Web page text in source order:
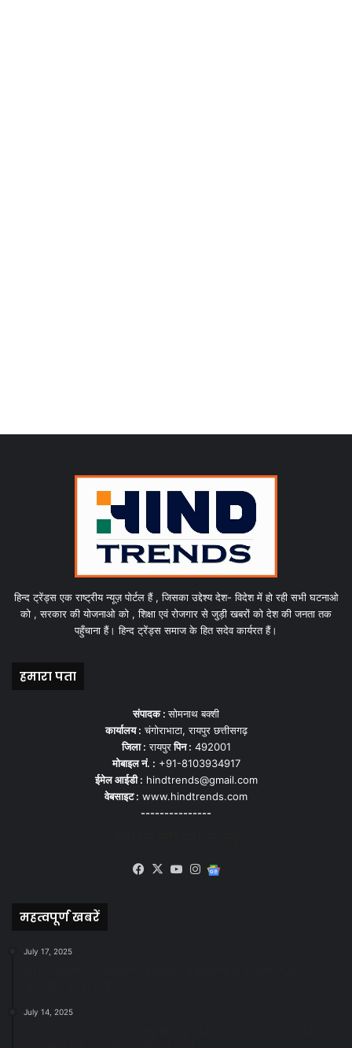
हिन्द ट्रेंड्स एक राष्ट्रीय न्यूज़ पोर्टल हैं , जिसका उद्देश्य देश- विदेश में हो रही सभी घटनाओ
को , सरकार की योजनाओ को , शिक्षा एवं रोजगार से जुड़ी खबरों को देश की जनता तक
पहुँचाना हैं। हिन्द ट्रेंड्स समाज के हित सदेव कार्यरत हैं।
हमारा पता
संपादक :सोमनाथ बक्शी
कार्यालय : चंगोराभाटा, रायपुर छत्तीसगढ़
जिला : रायपुरपिन : 492001
मोबाइल नं. : +91-8103934917
ईमेल आईडी : hindtrends@gmail.com
वेबसाइट : www.hindtrends.com
---------------
Facebook
X YouTubeInstagram
महत्वपूर्ण खबरें
July 17, 2025
July 14, 2025